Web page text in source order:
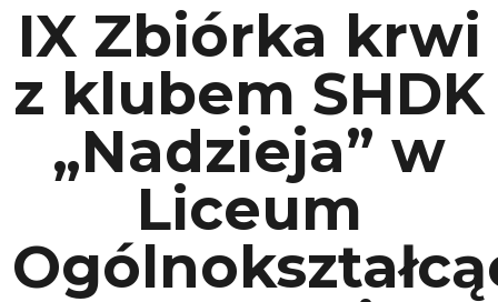
IX Zbiórka krwi
z klubem SHDK
„Nadzieja” w
Liceum